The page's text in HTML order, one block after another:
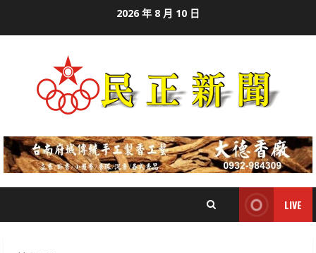
2026 年 8 月 10 日
LIVE